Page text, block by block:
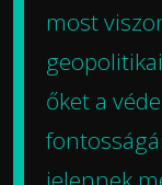
most
őket a